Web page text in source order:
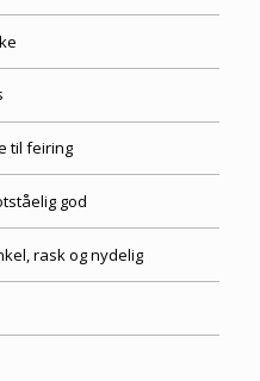
til feiring
god
rask og nydelig